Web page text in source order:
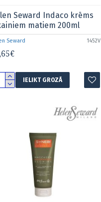
Seward 1452V
Seward Indaco krēms
matiem 200ml
IELIKT GROZĀ